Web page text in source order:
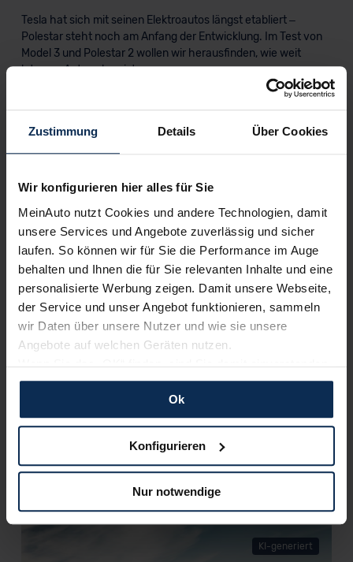
Zustimmung Details Über Cookies
Wir konfigurieren hier alles für Sie
MeinAuto nutzt Cookies und andere Technologien, damit
unsere Services und Angebote zuverlässig und sicher
laufen. So können wir für Sie die Performance im Auge
behalten und Ihnen die für Sie relevanten Inhalte und eine
personalisierte Werbung zeigen. Damit unsere Webseite,
der Service und unser Angebot funktionieren, sammeln
wir Daten über unsere Nutzer und wie sie unsere
Angebote auf welchen Geräten nutzen.
Wenn Sie das „OK“ finden, sind Sie damit einverstanden
und erlauben uns Cookies für unseren Service zu
verwenden und diese Daten an Dritte weiterzugeben,
etwa an unsere Marketingpartner. Falls Sie dem nicht
zustimmen möchten, beschränken wir uns auf die
dann nicht auf Sie zuschneiden und Sie somit nicht
perfekt auf dem Weg zu Ihrem Neuwagen unterstützen.
Sie können die Einstellungen jederzeit anpassen oder
Ok
Konfigurieren
Nur notwendige
Tesla hat sich mit seinen Elektroautos längst etabliert –
Polestar steht noch am Anfang der Entwicklung. Im Test von
Model 3 und Polestar 2 wollen wir herausfinden, wie weit
letzeres Auto schon ist.
Artikel lesen
BMW i4 vs. Tesla Model 3 (Test 2023): Wer ist die
bessere E-Limousine?
Weitere Artikel im Automagazin
zum Automagazin
KI-generiert